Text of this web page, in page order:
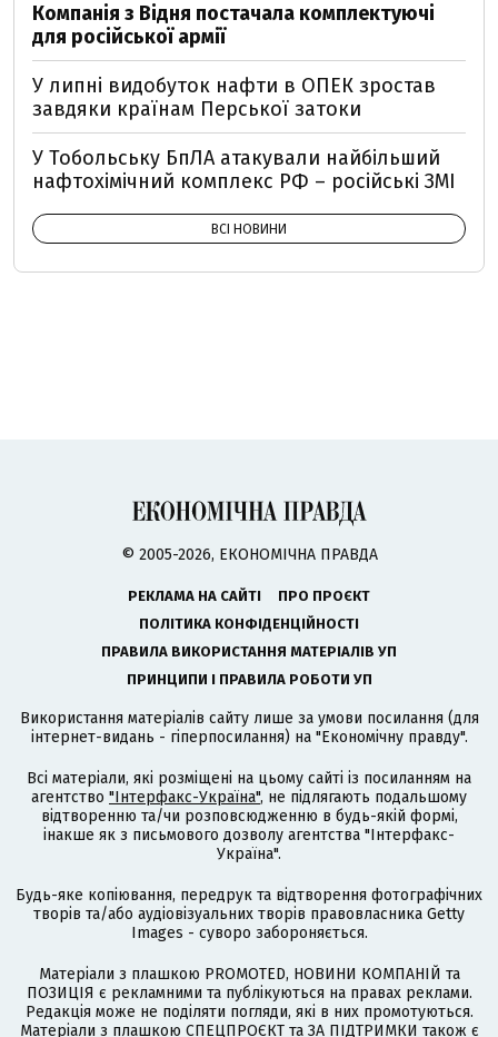
Компанія з Відня постачала комплектуючі
для російської армії
У липні видобуток нафти в ОПЕК зростав
завдяки країнам Перської затоки
У Тобольську БпЛА атакували найбільший
нафтохімічний комплекс РФ – російські ЗМІ
ВСІ НОВИНИ
© 2005-2026, ЕКОНОМІЧНА ПРАВДА
РЕКЛАМА НА САЙТІ
ПРО ПРОЄКТ
ПОЛІТИКА КОНФІДЕНЦІЙНОСТІ
ПРАВИЛА ВИКОРИСТАННЯ МАТЕРІАЛІВ УП
ПРИНЦИПИ І ПРАВИЛА РОБОТИ УП
Використання матеріалів сайту лише за умови посилання (для
інтернет-видань - гіперпосилання) на "Економічну правду".
Всі матеріали, які розміщені на цьому сайті із посиланням на
агентство "Інтерфакс-Україна", не підлягають подальшому
відтворенню та/чи розповсюдженню в будь-якій формі,
інакше як з письмового дозволу агентства "Інтерфакс-
Україна".
Будь-яке копіювання, передрук та відтворення фотографічних
творів та/або аудіовізуальних творів правовласника Getty
Images - суворо забороняється.
Матеріали з плашкою PROMOTED, НОВИНИ КОМПАНІЙ та
ПОЗИЦІЯ є рекламними та публікуються на правах реклами.
Редакція може не поділяти погляди, які в них промотуються.
Матеріали з плашкою СПЕЦПРОЄКТ та ЗА ПІДТРИМКИ також є